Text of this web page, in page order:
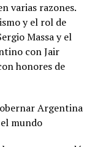
varias razones.
y el rol de
Massa y el
con Jair
honores de
Argentina
mundo